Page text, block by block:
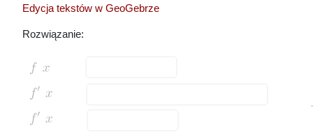
Edycja tekstów w GeoGebrze
Rozwiązanie: